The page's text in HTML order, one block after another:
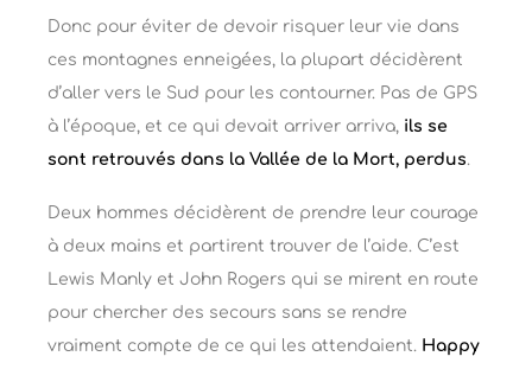
Donc pour éviter de devoir risquer leur vie dans
ces montagnes enneigées, la plupart décidèrent
d’aller vers le Sud pour les contourner. Pas de GPS
à l’époque, et ce qui devait arriver arriva, ils se
sont retrouvés dans la Vallée de la Mort, perdus.
Deux hommes décidèrent de prendre leur courage
à deux mains et partirent trouver de l’aide. C’est
Lewis Manly et John Rogers qui se mirent en route
pour chercher des secours sans se rendre
vraiment compte de ce qui les attendaient. Happy